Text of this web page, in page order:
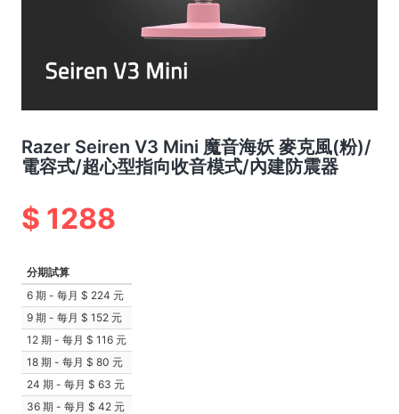
Razer Seiren V3 Mini 魔音海妖 麥克風(粉)/
電容式/超心型指向收音模式/內建防震器
分期試算
6 期 - 每月
224 元
9 期 - 每月
152 元
12 期 - 每月
116 元
18 期 - 每月
80 元
24 期 - 每月
63 元
36 期 - 每月
42 元
1288